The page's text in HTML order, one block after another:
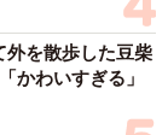
だ。1859年ご
大山に参拝し
。食用米に比
が大きく、吸水
外を散歩した豆柴
わいすぎる」